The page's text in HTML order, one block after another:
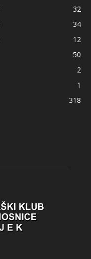
32
34
12
50
2
1
318